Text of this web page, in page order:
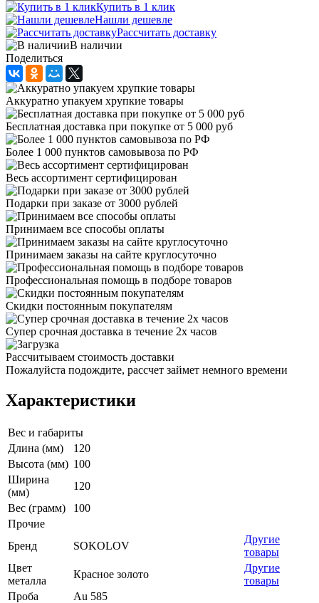
Купить в 1 клик
Нашли дешевле
Рассчитать доставку
В наличии
Поделиться
Аккуратно упакуем хрупкие товары
Бесплатная доставка при покупке от 5 000 руб
Более 1 000 пунктов самовывоза по РФ
Весь ассортимент сертифицирован
Подарки при заказе от 3000 рублей
Принимаем все способы оплаты
Принимаем заказы на сайте круглосуточно
Профессиональная помощь в подборе товаров
Скидки постоянным покупателям
Супер срочная доставка в течение 2х часов
Рассчитываем стоимость доставки
Пожалуйста подождите, рассчет займет немного времени
Характеристики
Вес и габариты
Длина (мм)
120
Высота (мм) 100
Ширина
(мм)
120
Вес (грамм)
100
Прочие
Бренд
SOKOLOV
Другие
товары
Цвет
металла
Красное золото
Другие
товары
Проба
Au 585